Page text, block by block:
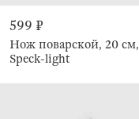
599 ₽
Нож поварской, 20 см,
Speck-light